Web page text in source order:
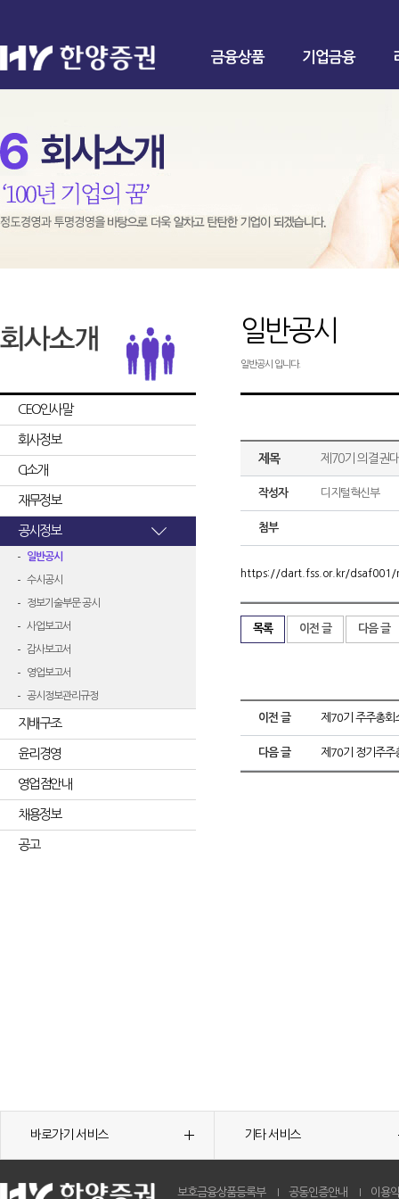
금융상품 기업금융
CEO인사말
회사정보
CI소개
재무정보
공시정보
일반공시
수시공시
정보기술부문 공시
사업보고서
감사보고서
영업보고서
공시정보관리규정
지배구조
윤리경영
영업점안내
채용정보
공고
일반공시
일반공시 입니다.
제목 제70기 의결권
작성자 디지털혁신부
첨부
https://dart.fss.or.kr/dsaf001/
목록 이전 글 다음 글
이전 글 제70기 주주총회
다음 글 제70기 정기주주
바로가기 서비스 기타 서비스
보호금융상품등록부 공동인증안내 이용